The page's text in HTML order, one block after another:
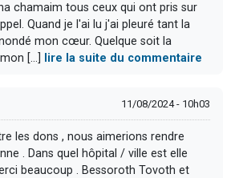
chamaim tous ceux qui ont pris sur
Quand je l'ai lu j'ai pleuré tant la
mon cœur. Quelque soit la
[...]
lire la suite du commentaire
11/08/2024 - 10h03
les dons , nous aimerions rendre
. Dans quel hôpital / ville est elle
beaucoup . Bessoroth Tovoth et